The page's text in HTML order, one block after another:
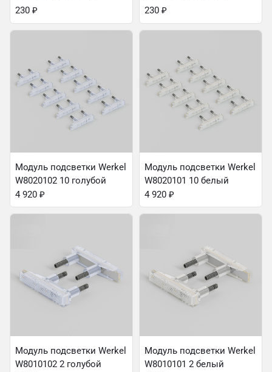
230 ₽
230 ₽
Модуль подсветки Werkel
W8020102 10 голубой
4 920 ₽
Модуль подсветки Werkel
W8020101 10 белый
4 920 ₽
Модуль подсветки Werkel
W8010102 2 голубой
Модуль подсветки Werkel
W8010101 2 белый